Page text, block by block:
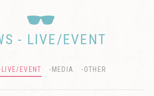
- LIVE/EVENT
LIVE/EVENT -MEDIA -OTHER